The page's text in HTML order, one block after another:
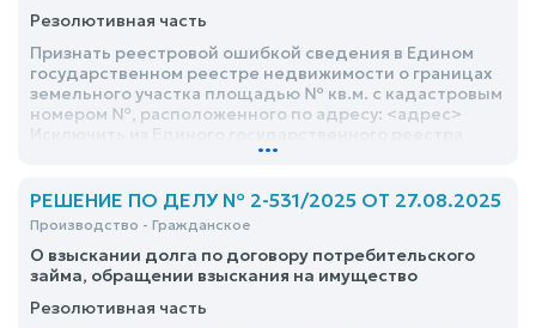
Резолютивная часть
Признать реестровой ошибкой сведения в Едином
государственном реестре недвижимости о границах
земельного участка площадью № кв.м. с кадастровым
номером №, расположенного по адресу: <адрес>
недвижимости сведения о координатах границ
номером №, расположенного по адресу: <адрес>
...
РЕШЕНИЕ ПО ДЕЛУ № 2-531/2025 ОТ 27.08.2025
Производство - Гражданское
О взыскании долга по договору потребительского
займа, обращении взыскания на имущество
Резолютивная часть